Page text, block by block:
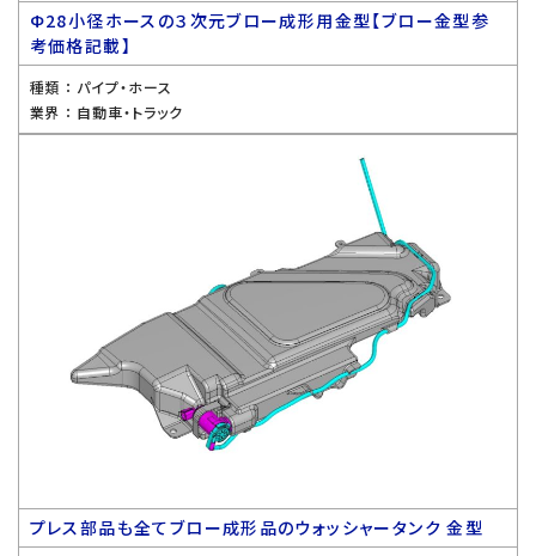
Ф28小径ホースの３次元ブロー成形用金型【ブロー金型参
考価格記載】
種類 ： パイプ・ホース
業界 ： 自動車・トラック
プレス部品も全てブロー成形品のウォッシャータンク 金型